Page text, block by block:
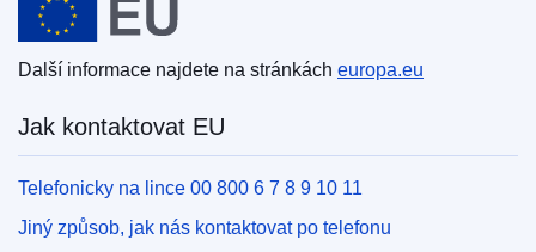
Další informace najdete na stránkách europa.eu
Jak kontaktovat EU
Telefonicky na lince 00 800 6 7 8 9 10 11
Jiný způsob, jak nás kontaktovat po telefonu